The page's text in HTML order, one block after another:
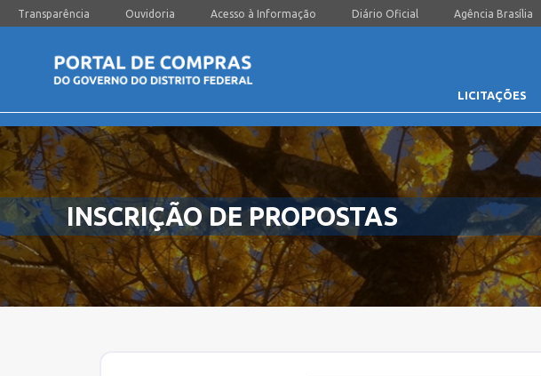
Transparência Ouvidoria Acesso à Informação Diário Oficial Agência Brasília
LICITAÇÕES
INSCRIÇÃO DE PROPOSTAS